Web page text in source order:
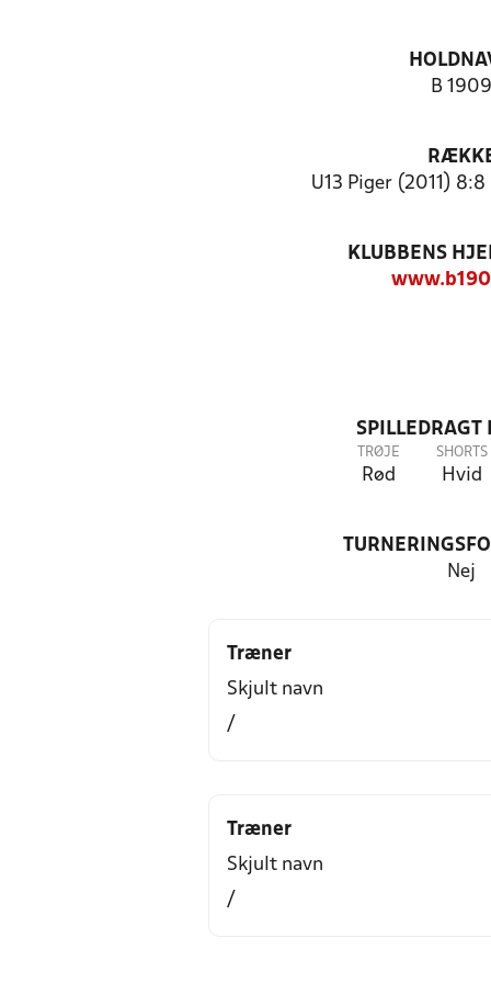
B 1909
U13 Piger (2011)
KLUBBENS
SPILLEDRAGT
TRØJE
Rød
SHORTS
Hvid
Nej
Træner
Skjult navn
/
Træner
Skjult navn
/